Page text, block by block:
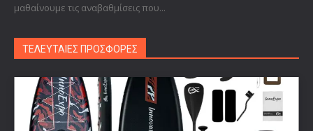
μαθαίνουμε τις αναβαθμίσεις που...
ΤΕΛΕΥΤΑΙΕΣ ΠΡΟΣΦΟΡΕΣ